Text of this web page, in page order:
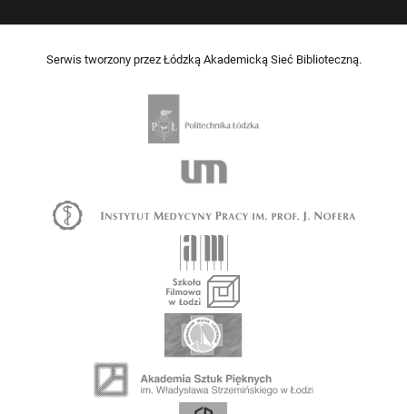
Serwis tworzony przez Łódzką Akademicką Sieć Biblioteczną.